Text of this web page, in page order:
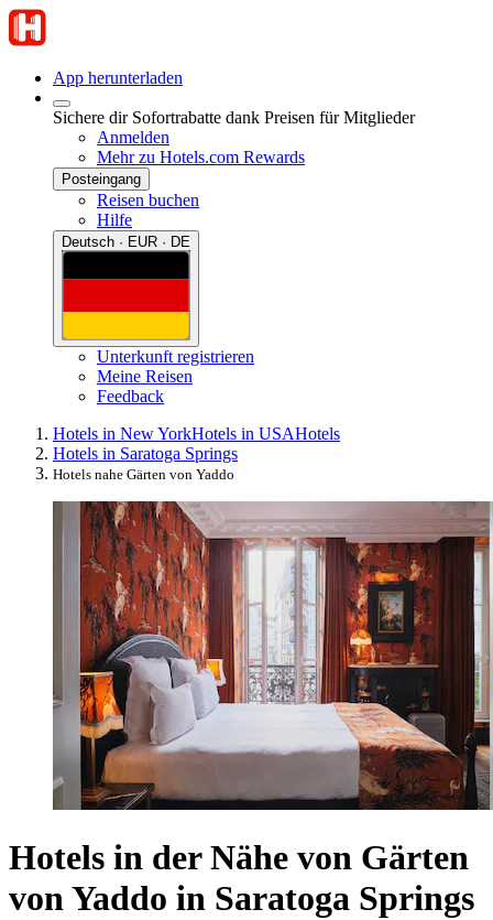
App herunterladen
Sichere dir Sofortrabatte dank Preisen für Mitglieder
Anmelden
Mehr zu Hotels.com Rewards
Posteingang
Reisen buchen
Hilfe
Deutsch · EUR · DE
Unterkunft registrieren
Meine Reisen
Feedback
Hotels in New YorkHotels in USAHotels
Hotels in Saratoga Springs
Hotels nahe Gärten von Yaddo
Hotels in der Nähe von Gärten
von Yaddo in Saratoga Springs